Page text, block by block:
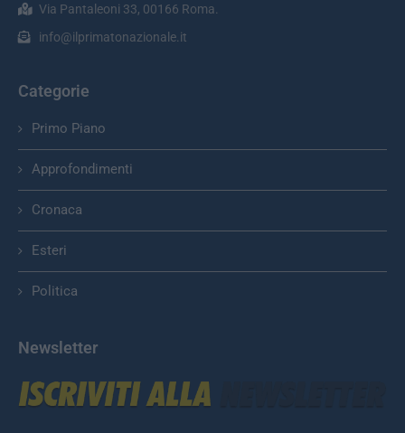
Via Pantaleoni 33, 00166 Roma.
info@ilprimatonazionale.it
Categorie
Primo Piano
Approfondimenti
Cronaca
Esteri
Politica
Newsletter